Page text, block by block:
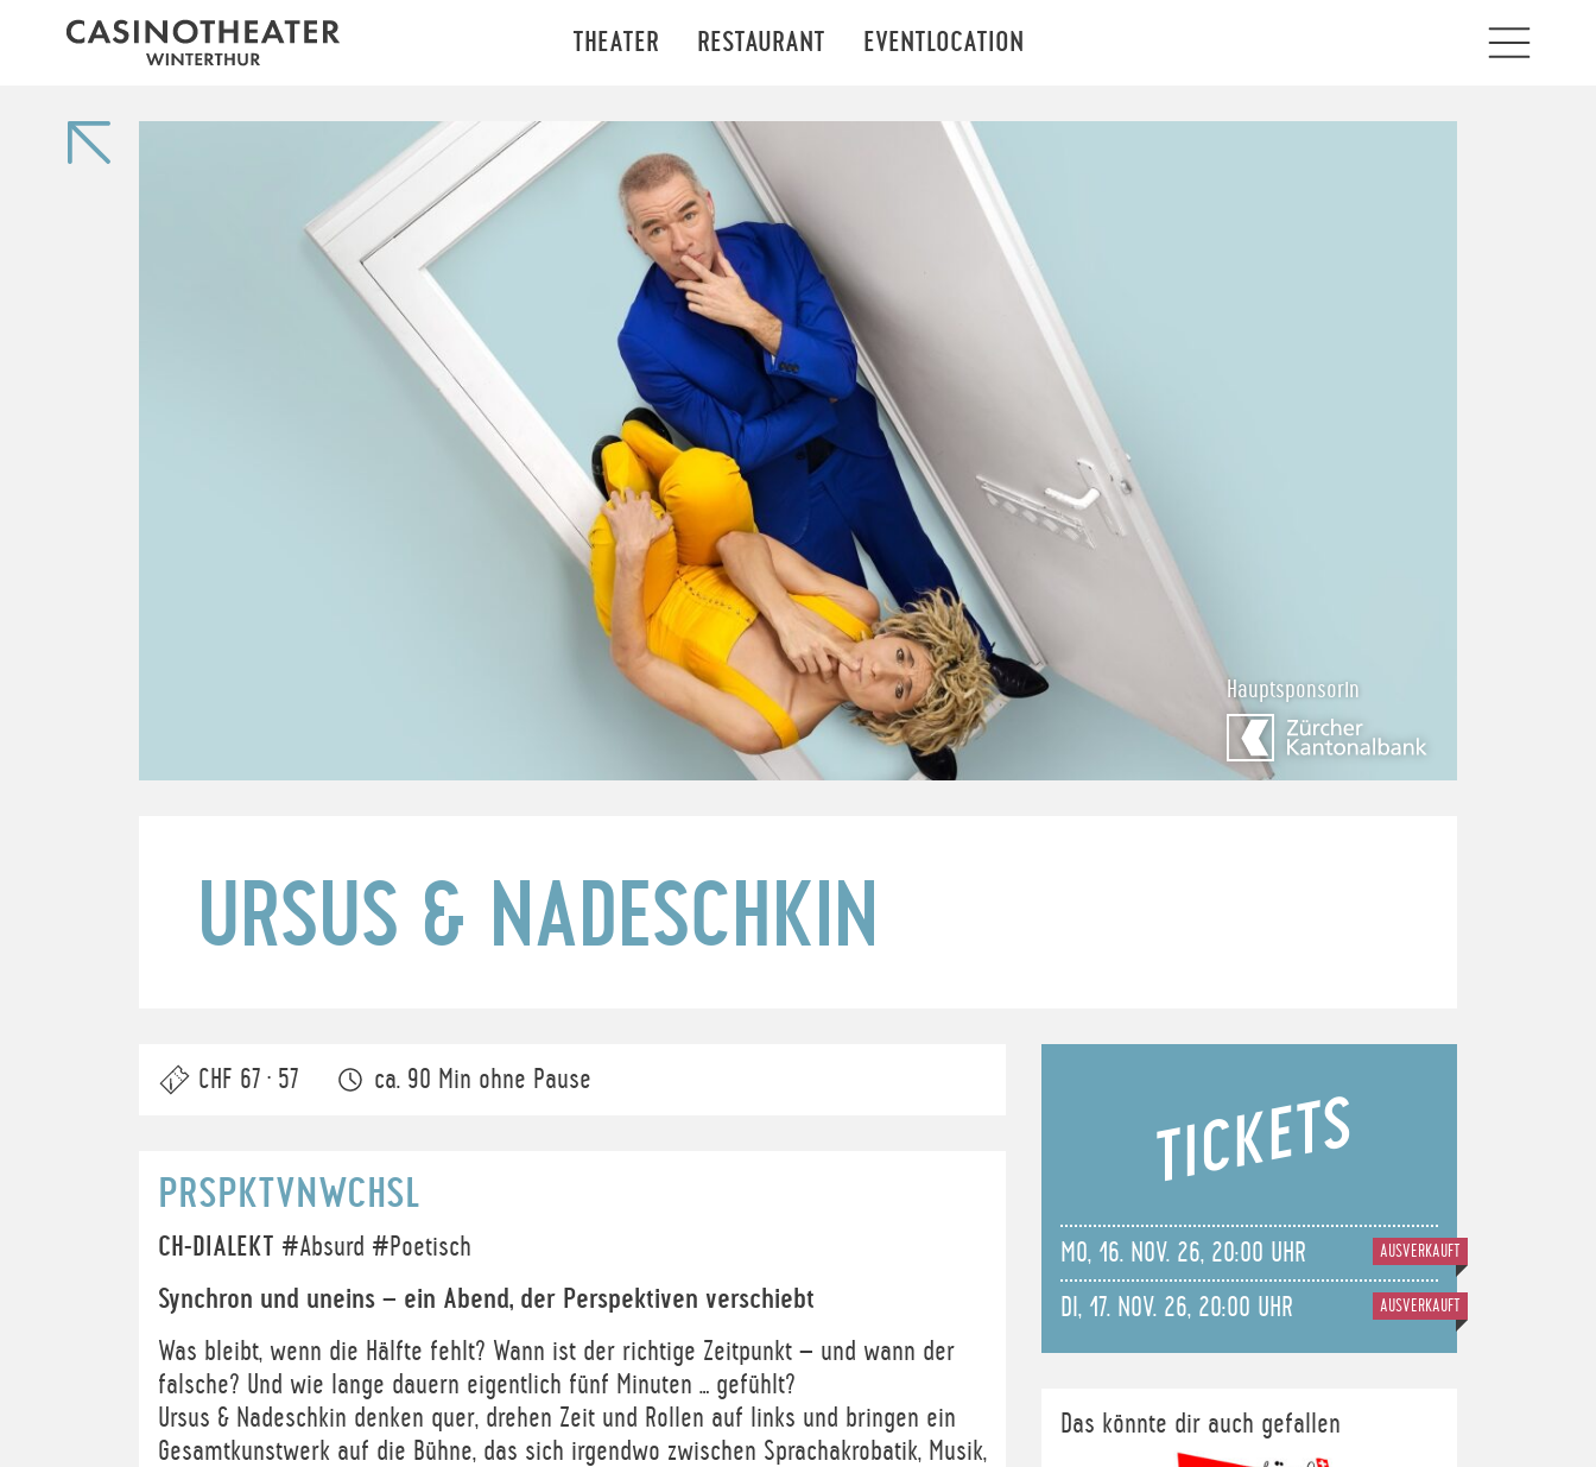
THEATER RESTAURANT EVENTLOCATION
Hauptsponsorin
URSUS & NADESCHKIN
CHF 67 · 57 ca. 90 Min ohne Pause
PRSPKTVNWCHSL
CH-DIALEKT #Absurd #Poetisch
Synchron und uneins – ein Abend, der Perspektiven verschiebt
Was bleibt, wenn die Hälfte fehlt? Wann ist der richtige Zeitpunkt – und wann der
falsche? Und wie lange dauern eigentlich fünf Minuten … gefühlt?
Ursus & Nadeschkin denken quer, drehen Zeit und Rollen auf links und bringen ein
Gesamtkunstwerk auf die Bühne, das sich irgendwo zwischen Sprachakrobatik, Musik,
TICKETS
MO, 16. NOV. 26, 20:00 UHR AUSVERKAUFT
DI, 17. NOV. 26, 20:00 UHR AUSVERKAUFT
Das könnte dir auch gefallen